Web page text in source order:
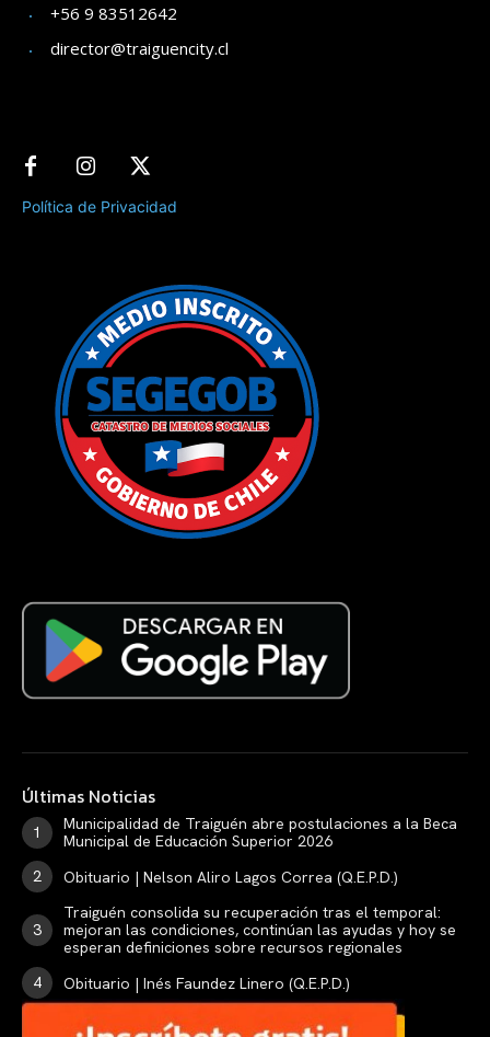
+56 9 83512642
director@traiguencity.cl
Política de Privacidad
Últimas Noticias
Municipalidad de Traiguén abre postulaciones a la Beca
Municipal de Educación Superior 2026
Obituario | Nelson Aliro Lagos Correa (Q.E.P.D.)
Traiguén consolida su recuperación tras el temporal:
mejoran las condiciones, continúan las ayudas y hoy se
esperan definiciones sobre recursos regionales
Obituario | Inés Faundez Linero (Q.E.P.D.)